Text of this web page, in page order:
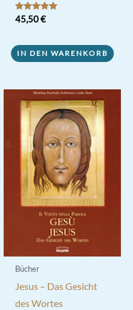
Bewertet mit
5.00
45,50€
IN DEN WARENKORB
Bücher
Jesus – Das Gesicht
des Wortes